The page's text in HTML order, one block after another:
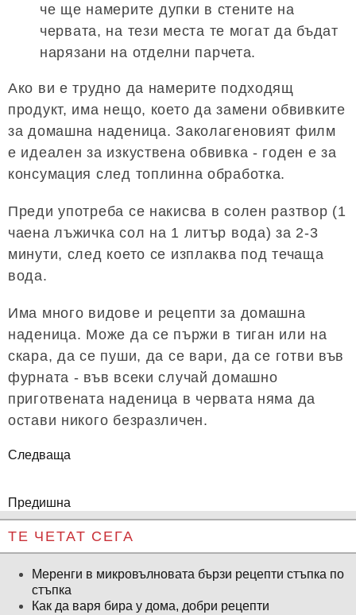
че ще намерите дупки в стените на
червата, на тези места те могат да бъдат
нарязани на отделни парчета.
Ако ви е трудно да намерите подходящ
продукт, има нещо, което да замени обвивките
за домашна наденица. Заколагеновият филм
е идеален за изкуствена обвивка - годен е за
консумация след топлинна обработка.
Преди употреба се накисва в солен разтвор (1
чаена лъжичка сол на 1 литър вода) за 2-3
минути, след което се изплаква под течаща
вода.
Има много видове и рецепти за домашна
наденица. Може да се пържи в тиган или на
скара, да се пуши, да се вари, да се готви във
фурната - във всеки случай домашно
приготвената наденица в червата няма да
остави никого безразличен.
Следваща
Предишна
ТЕ ЧЕТАТ СЕГА
Меренги в микровълновата бързи рецепти стъпка по
стъпка
Как да варя бира у дома, добри рецепти